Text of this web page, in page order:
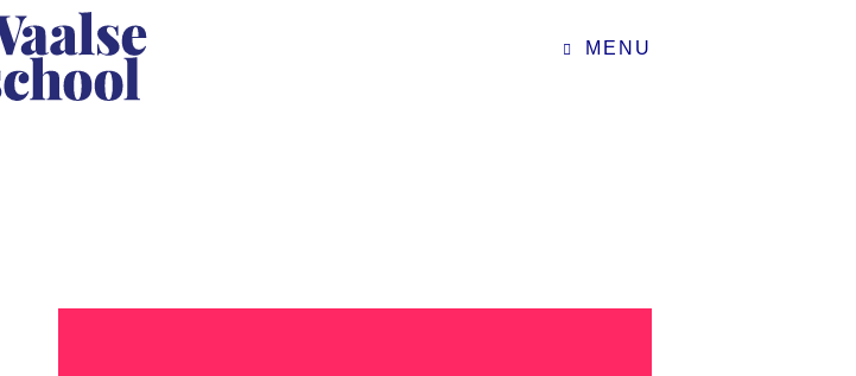
MENU